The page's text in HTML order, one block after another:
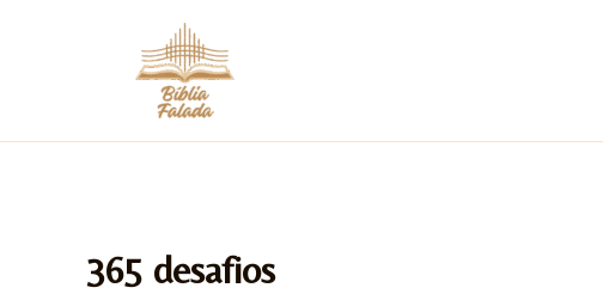
365 desafios